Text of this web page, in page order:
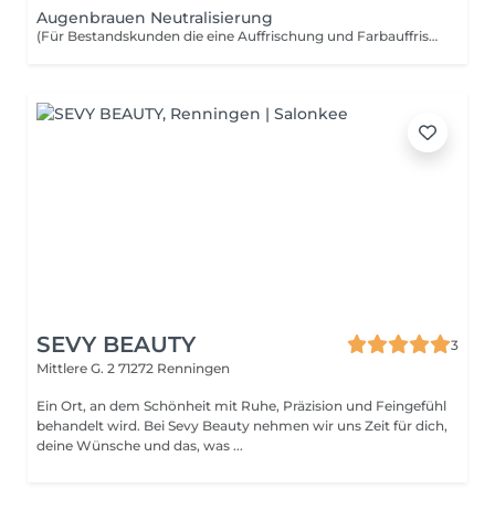
Augenbrauen Neutralisierung
(Für Bestandskunden die eine Auffrischung und Farbauffrischung benötigen) Im Laufe der Zeit kann es bei Permanent Make-up Augenbrauen zu Farbveränderungen kommen. Je nach Hauttyp, Stoffwechsel und Pigmentwahl kann ein leichter Grau- oder Aschton entstehen. Mit unserer Augenbrauen Neutralisierung gleichen wir unerwünschte Farbstiche gezielt aus und bringen deine Brows wieder in einen harmonischen, warmen Farbton zurück. Wann ist eine Neutralisierung sinnvoll? bei grauem oder aschigem Farbverlauf bei kühlen, verblassten Pigmentresten vor einer erneuten Auffrischung zur Vorbereitung auf eine neue Form oder Technik Dabei arbeiten wir mit speziell abgestimmten Korrekturpigmenten, um die alte Farbe auszugleichen und eine natürliche Basis zu schaffen.
SEVY BEAUTY
3
Mittlere G. 2 71272 Renningen
Ein Ort, an dem Schönheit mit Ruhe, Präzision und Feingefühl
behandelt wird. Bei Sevy Beauty nehmen wir uns Zeit für dich,
deine Wünsche und das, was ...